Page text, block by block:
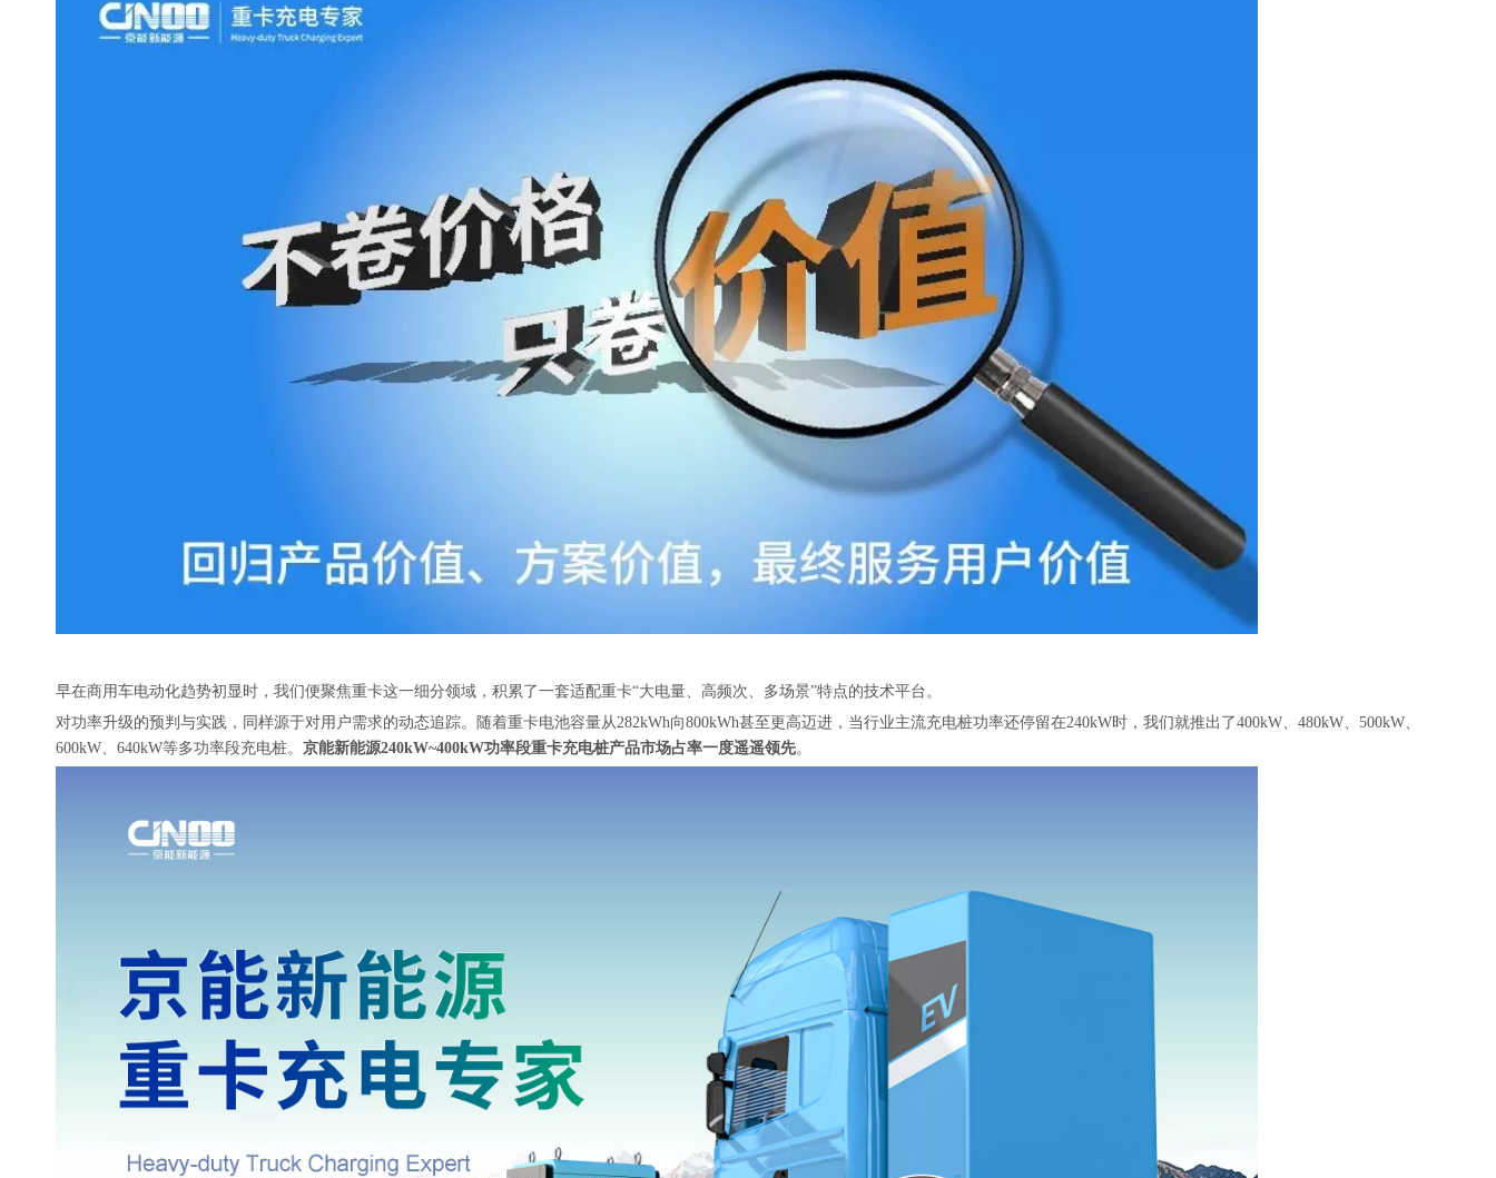
早在商用车电动化趋势初显时，我们便聚焦重卡这一细分领域，积累了一套适配重卡“大电量、高频次、多场景”特点的技术平台。
对功率升级的预判与实践，同样源于对用户需求的动态追踪。随着重卡电池容量从282kWh向800kWh甚至更高迈进，当行业主流充电桩功率还停留在240kW时，我们就推出了400kW、480kW、500kW、
600kW、640kW等多功率段充电桩。 京能新能源240kW~400kW功率段重卡充电桩产品市场占率一度遥遥领先。